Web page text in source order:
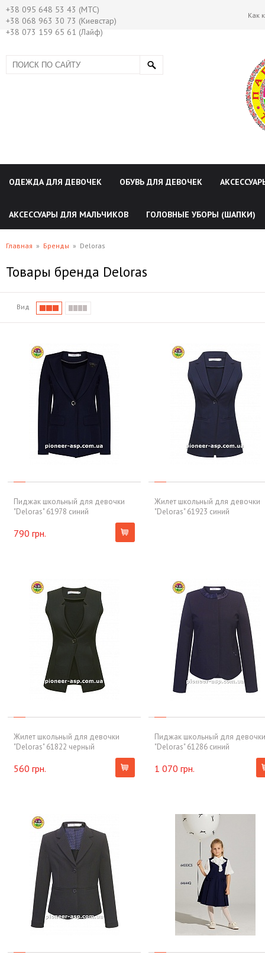
+38 095 648 53 43 (МТС)
+38 068 963 30 73 (Киевстар)
+38 073 159 65 61 (Лайф)
Как
ОДЕЖДА ДЛЯ ДЕВОЧЕК ОБУВЬ ДЛЯ ДЕВОЧЕК
АКСЕССУАРЫ ДЛЯ МАЛЬЧИКОВ ГОЛОВНЫЕ УБОРЫ (ШАПКИ)
Главная » Бренды » Deloras
Товары бренда Deloras
Вид
Пиджак школьный для девочки
"Deloras" 61978 синий
790 грн.
Жилет школьный для девочки
"Deloras" 61923 синий
Жилет школьный для девочки
"Deloras" 61822 черный
560 грн.
Пиджак школьный для девочки
"Deloras" 61286 синий
1 070 грн.